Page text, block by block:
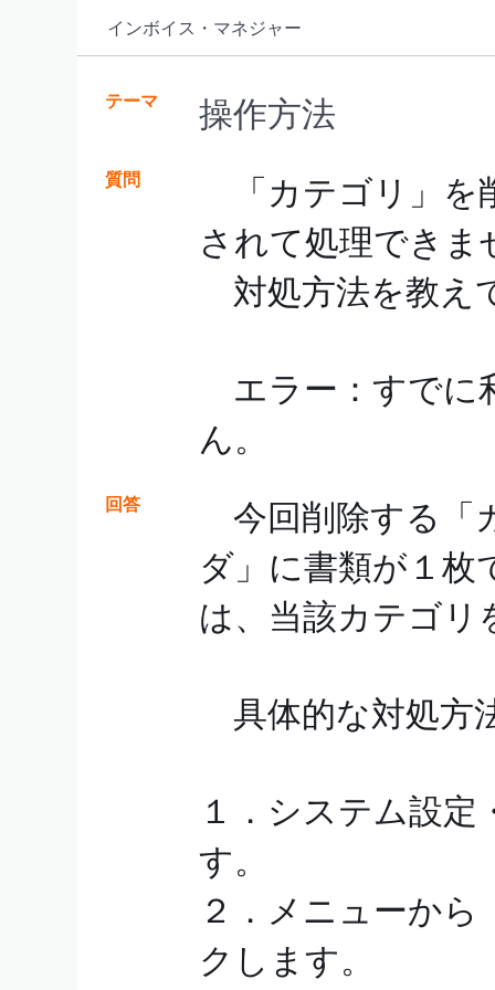
インボイス・マネジャー
テーマ 操作方法
質問
「カテゴリ」を
されて処理できま
対処方法を教え
エラー：すでに
ん。
回答
今回削除する「
ダ」に書類が１枚
は、当該カテゴ
具体的な対処方
１．システム設
す。
２．メニューか
クします。